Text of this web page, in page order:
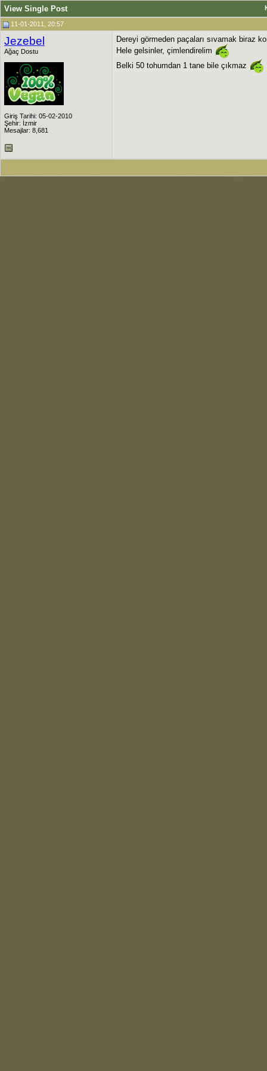
View Single Post
11-01-2011, 20:57
Jezebel
Ağaç Dostu
Giriş Tarihi: 05-02-2010
Şehir: İzmir
Mesajlar: 8,681
Dereyi görmeden paçaları sıvamak biraz
Hele gelsinler, çimlendirelim
Belki 50 tohumdan 1 tane bile çıkmaz